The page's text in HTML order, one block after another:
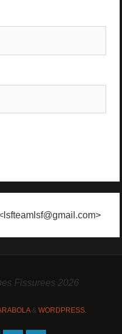
Fissurees 2026
& WORDPRESS.